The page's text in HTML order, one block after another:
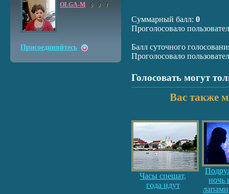
Суммарный балл: 0
Проголосовало
Балл суточного
Проголосовало
Голосовать могут
Вас также
Часы спешат,
года идут
ночь
OLGA-M 6 9 7
Присоединяйтесь